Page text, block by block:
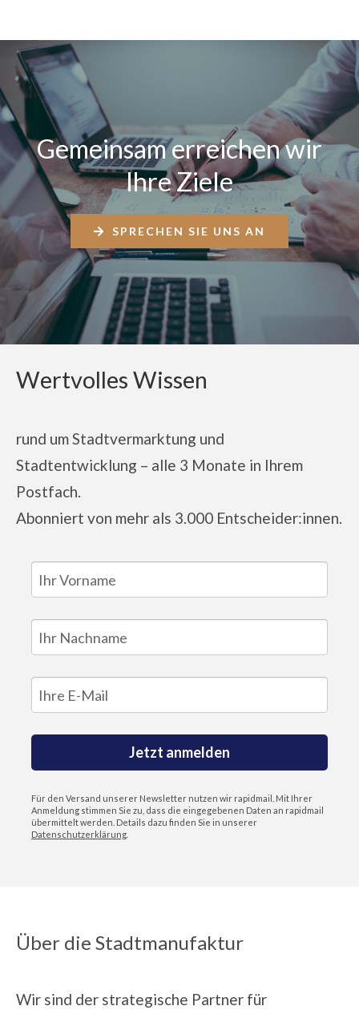
Gemeinsam erreichen wir
Ihre Ziele
SPRECHEN SIE UNS AN
Wertvolles Wissen
rund um Stadtvermarktung und
Stadtentwicklung – alle 3 Monate in Ihrem
Postfach.
Abonniert von mehr als 3.000 Entscheider:innen.
Jetzt anmelden
Für den Versand unserer Newsletter nutzen wir rapidmail. Mit Ihrer
Anmeldung stimmen Sie zu, dass die eingegebenen Daten an rapidmail
übermittelt werden. Details dazu finden Sie in unserer
Datenschutzerklärung.
Über die Stadtmanufaktur
Wir sind der strategische Partner für